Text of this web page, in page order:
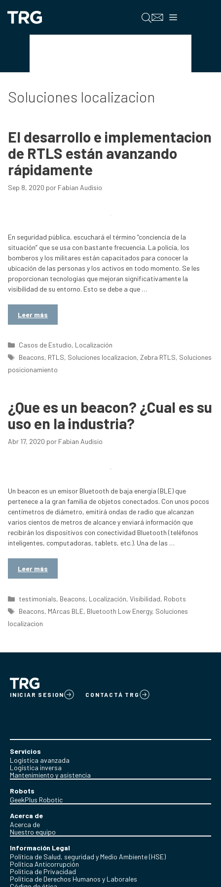
contenido
Menú
Soluciones localizacion
El desarrollo e implementacion
de RTLS están avanzando
rápidamente
Sep 8, 2020 por Fabian Audisio
En seguridad pública, escuchará el término “conciencia de la
situación” que se usa con bastante frecuencia. La policía, los
bomberos y los militares están capacitados para conocer la
ubicación de las personas y los activos en todo momento. Se les
proporcionan tecnologías que mejoran significativamente la
visibilidad de su entorno. Esto se debe a que …
Leer más
Categorías
Casos de Estudio, Localización
Etiquetas
Beacons, RTLS, Soluciones localizacion,Zebra RTLS, Soluciones
posicionamiento
¿Que es un beacon? ¿Cual es su
uso en la industria?
Abr 17, 2020 por Fabian Audisio
Un beacon es un emisor Bluetooth de baja energía (BLE) que
pertenece a la gran familia de objetos conectados. Con unos pocos
centímetros de diámetro, emitirá ondas de radio que alcanzan
varios cientos de metros de alcance y enviará información que
recibirán los dispositivos con conectividad Bluetooth (teléfonos
inteligentes, computadoras, tablets, etc.). Una de las …
Leer más
Categorías
testimonials, Beacons, Localización,Visibilidad, Robots
Etiquetas
Beacons, MArcas BLE, Bluetooth Low Energy, Soluciones
localizacion
INICIAR SESION CONTACTÁ TRG
Servicios
Logística avanzada
Logística inversa
Mantenimiento y asistencia
Robots
GeekPlus Robotic
Acerca de
Acerca de
Nuestro equipo
Información Legal
Política de Salud, seguridad y Medio Ambiente (HSE)
Política Anticorrupción
Politica de Privacidad
Política de Derechos Humanos y Laborales